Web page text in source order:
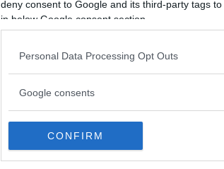
deny consent to Google and its third-party tags
in below Google consent section.
Personal Data Processing Opt Outs
Google consents
CONFIRM